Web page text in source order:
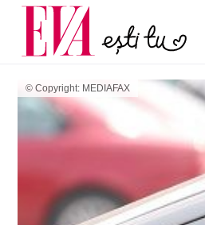
© Copyright: MEDIAFAX
Carieră
Actualitate